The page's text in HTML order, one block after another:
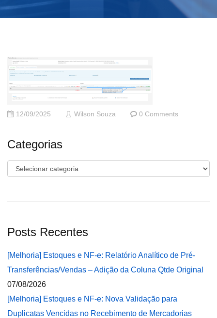
12/09/2025 Wilson Souza 0 Comments
Categorias
Categorias
Posts Recentes
[Melhoria] Estoques e NF-e: Relatório Analítico de Pré-
Transferências/Vendas – Adição da Coluna Qtde Original
07/08/2026
[Melhoria] Estoques e NF-e: Nova Validação para
Duplicatas Vencidas no Recebimento de Mercadorias